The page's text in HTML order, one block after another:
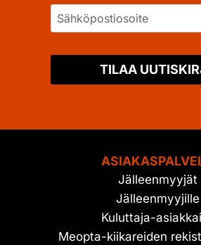
TILAA
Jälleenmyyjät
Jälleenmyyjille
Kuluttaja-
Meopta-kiikareiden